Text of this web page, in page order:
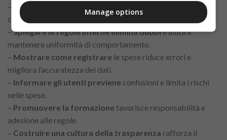
– Offrire formazione periodica
comprendano le policy aziendali.
–Spiegare le regole interne elimina dubbie aiuta a
mantenere uniformità di comportamento.
– Mostrare come registrare le spese riduce errori e
migliora l’accuratezza dei dati.
– Informare gli utenti previene confusioni e limita i rischi
nelle spese.
– Promuovere la formazionefavorisce responsabilità e
adesione alle regole.
– Costruire una cultura della trasparenza rafforza il
Manage options